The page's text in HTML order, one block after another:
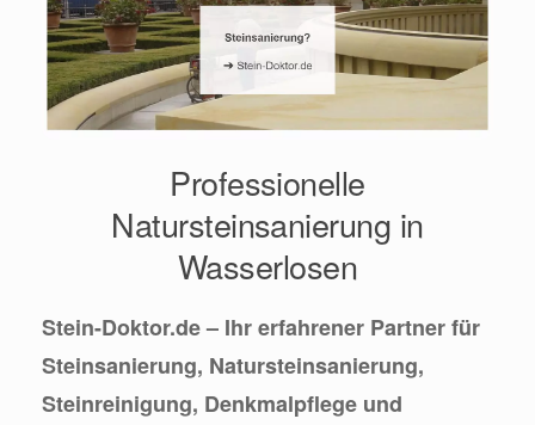
Professionelle
Natursteinsanierung in
Wasserlosen
Stein-Doktor.de – Ihr erfahrener Partner für
Steinsanierung, Natursteinsanierung,
Steinreinigung, Denkmalpflege und